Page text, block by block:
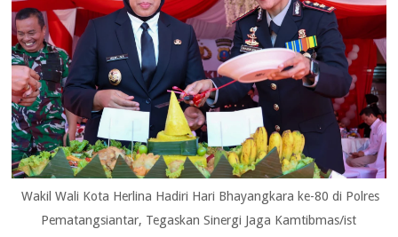
Wakil Wali Kota Herlina Hadiri Hari Bhayangkara ke-80 di Polres
Pematangsiantar, Tegaskan Sinergi Jaga Kamtibmas/ist